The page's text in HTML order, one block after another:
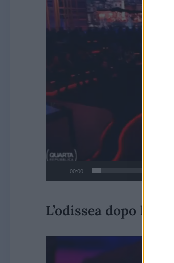
00:00
L’odissea dopo la